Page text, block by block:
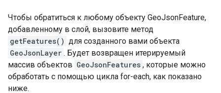
Чтобы обратиться к любому объекту GeoJsonFeature,
добавленному в слой, вызовите метод
getFeatures() для созданного вами объекта
GeoJsonLayer . Будет возвращен итерируемый
массив объектов GeoJsonFeatures , которые можно
обработать с помощью цикла for-each, как показано
ниже.